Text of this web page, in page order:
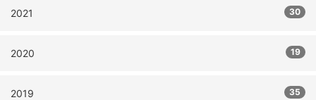
2021 30
2020 19
2019 35